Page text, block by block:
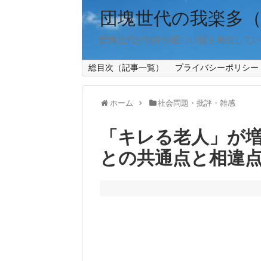
団塊世代の我楽多
団塊世代が雑学や面白い話を発信して
総目次（記事一覧） プライバシーポリシー
ホーム 社会問題・批評・雑感
「キレる老人」が
との共通点と相違